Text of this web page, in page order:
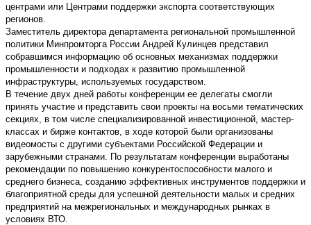
центрами или Центрами поддержки экспорта соответствующих
регионов.
Заместитель директора департамента региональной промышленной
политики Минпромторга России Андрей Кулинцев представил
собравшимся информацию об основных механизмах поддержки
промышленности и подходах к развитию промышленной
инфраструктуры, используемых государством.
В течение двух дней работы конференции ее делегаты смогли
принять участие и представить свои проекты на восьми тематических
секциях, в том числе специализированной инвестиционной, мастер-
классах и бирже контактов, в ходе которой были организованы
видеомосты с другими субъектами Российской Федерации и
зарубежными странами. По результатам конференции выработаны
рекомендации по повышению конкурентоспособности малого и
среднего бизнеса, созданию эффективных инструментов поддержки и
благоприятной среды для успешной деятельности малых и средних
предприятий на межрегиональных и международных рынках в
условиях ВТО.